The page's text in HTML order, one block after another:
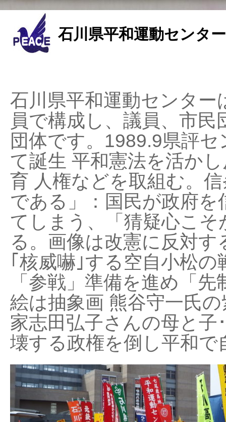
石川県平和運動センタ
石川県平和運動センタ
員で構成し、議員、市
団体です。1989.9県評
て誕生 平和憲法を活か
育 人権などを取組む。
である」：国民が政府
てしまう、「猜疑心こ
る。画像は改憲に反対
｢核威嚇｣する空自小松
「参戦」準備を進め「
絵は抽象画 熊谷守一氏
家志田弘子さんの母と子
壊する政権を倒し平和